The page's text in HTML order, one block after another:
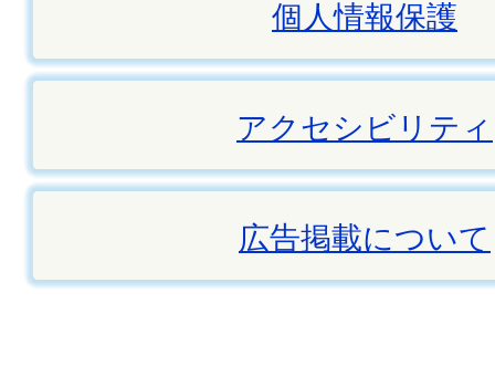
個人情報保護
アクセシビリティ
広告掲載について